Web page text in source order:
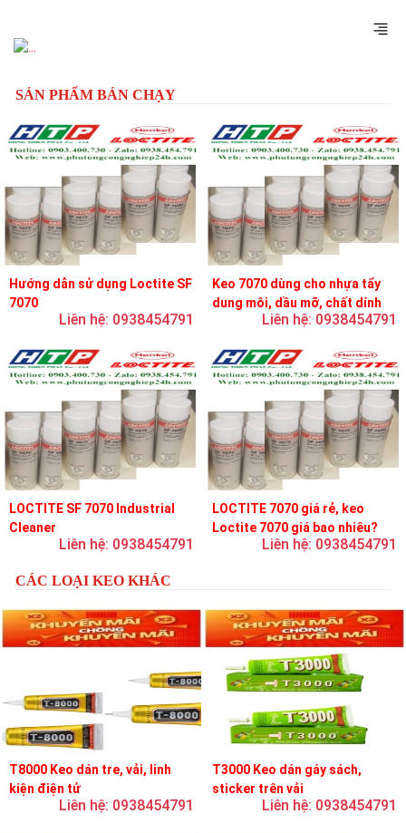
SẢN PHẨM BÁN CHẠY
Hướng dẫn sử dụng Loctite SF
7070
Liên hệ: 0938454791
Keo 7070 dùng cho nhựa tẩy
dung môi, dầu mỡ, chất dính
và chất bôi trơnLiên hệ: 0938454791
LOCTITE SF 7070 Industrial
Cleaner
Liên hệ: 0938454791
LOCTITE 7070 giá rẻ, keo
Loctite 7070 giá bao nhiêu?
Liên hệ: 0938454791
CÁC LOẠI KEO KHÁC
T8000 Keo dán tre, vải, linh
kiện điện tử
Liên hệ: 0938454791
T3000 Keo dán gáy sách,
sticker trên vải
Liên hệ: 0938454791